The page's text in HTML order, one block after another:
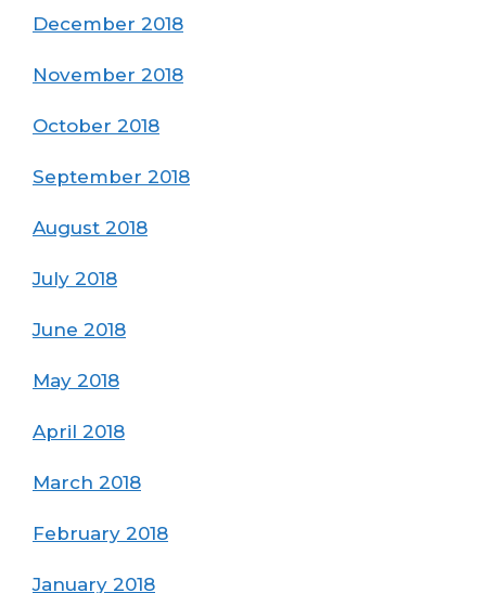
December 2018
November 2018
October 2018
September 2018
August 2018
July 2018
June 2018
May 2018
April 2018
March 2018
February 2018
January 2018